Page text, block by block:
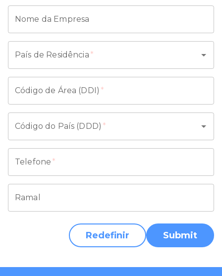
Nome da Empresa
País de Residência *
Código de Área (DDI) *
Código do País (DDD) *
Telefone *
Ramal
Redefinir Submit